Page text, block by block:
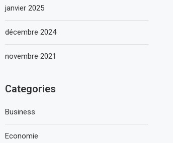
janvier 2025
décembre 2024
novembre 2021
Categories
Business
Economie